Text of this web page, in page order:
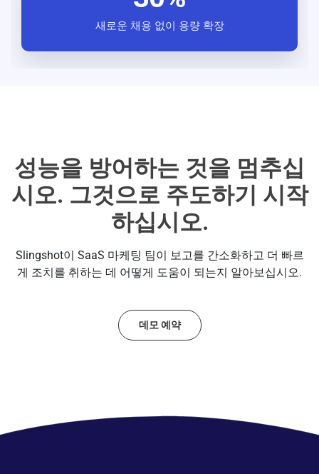
새로운 채용 없이 용량 확장
성능을 방어하는 것을 멈추십
시오. 그것으로 주도하기 시작
하십시오.
Slingshot이 SaaS 마케팅 팀이 보고를 간소화하고 더 빠르
게 조치를 취하는 데 어떻게 도움이 되는지 알아보십시오.
데모 예약